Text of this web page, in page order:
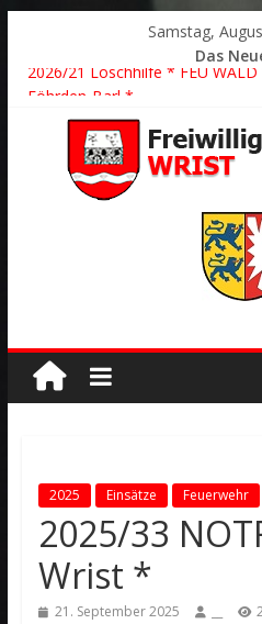
Samstag,
Das
2026/21 Löschhilfe * FEU
2026/24 * TH G Y * PKW
2026/23 TH K Y * Person in
2026/22 TH Y * VU * 1 Person
Der schönste Einsatz des Jahres
2025 Einsätze Feuerwehr
2025/33
Wrist *
21. September 2025